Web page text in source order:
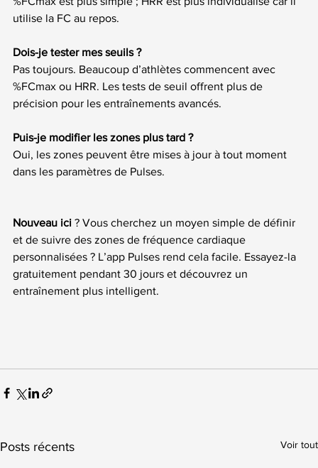
utilise la FC au repos.
Dois-je tester mes seuils ?
Pas toujours. Beaucoup d’athlètes commencent avec
%FCmax ou HRR. Les tests de seuil offrent plus de
précision pour les entraînements avancés.
Puis-je modifier les zones plus tard ?
Oui, les zones peuvent être mises à jour à tout moment
dans les paramètres de Pulses.
Nouveau ici ? Vous cherchez un moyen simple de définir
et de suivre des zones de fréquence cardiaque
personnalisées ? L’app Pulses rend cela facile. Essayez-la
gratuitement pendant 30 jours et découvrez un
entraînement plus intelligent.
Posts récents Voir tout